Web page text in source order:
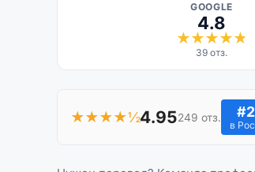
GOOGLE
4.8
39 отз.
★★★★½4.95249 отз.
в